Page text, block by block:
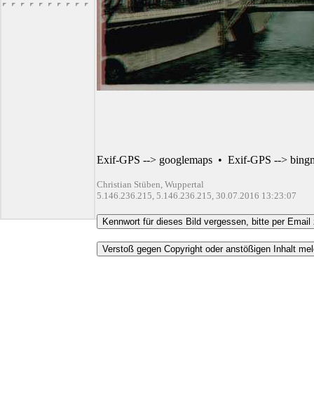
Exif-GPS --> googlemaps • Exif-GPS -->
Christian Stüben, Wuppertal
5.146.236.215, 5.146.236.215, 30.07.2016 13:23:07